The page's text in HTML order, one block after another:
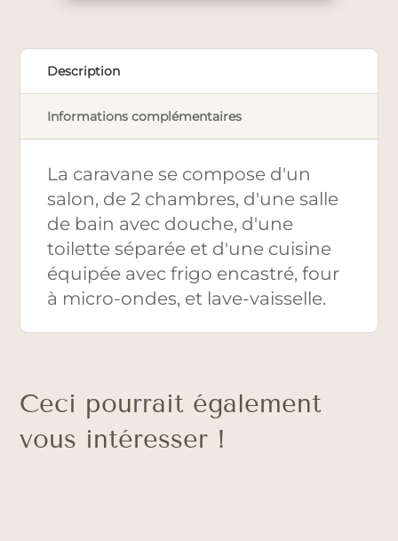
Description
Informations complémentaires
La caravane se compose d'un
salon, de 2 chambres, d'une salle
de bain avec douche, d'une
toilette séparée et d'une cuisine
équipée avec frigo encastré, four
à micro-ondes, et lave-vaisselle.
Ceci pourrait également
vous intéresser !